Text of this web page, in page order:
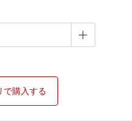
で購入する